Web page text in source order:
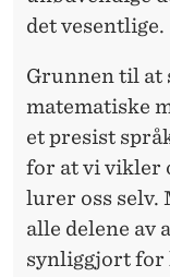
det vesentlige.
Grunnen til at
matematiske
et presist
for at vi vikler
lurer oss selv.
alle delene av
synliggjort for